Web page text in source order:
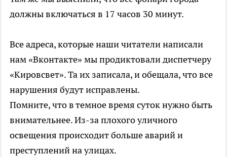
должны включаться в 17 часов 30 минут.
Все адреса, которые наши читатели написали
нам «Вконтакте» мы продиктовали диспетчеру
«Кировсвет». Та их записала, и обещала, что все
нарушения будут исправлены.
Помните, что в темное время суток нужно быть
внимательнее. Из-за плохого уличного
освещения происходит больше аварий и
преступлений на улицах.